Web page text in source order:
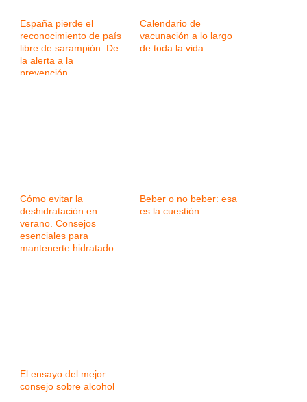
España pierde el
reconocimiento de país
libre de sarampión. De
la alerta a la
prevención
Calendario de
vacunación a lo largo
de toda la vida
Cómo evitar la
deshidratación en
verano. Consejos
esenciales para
mantenerte hidratado
Beber o no beber: esa
es la cuestión
El ensayo del mejor
consejo sobre alcohol